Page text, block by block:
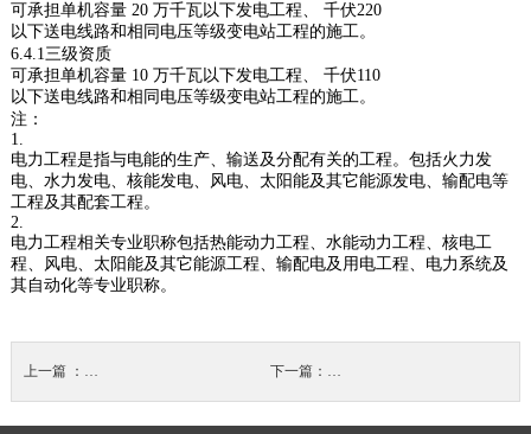
可承担单机容量20 万千瓦以下发电工程、 千伏220
以下送电线路和相同电压等级变电站工程的施工。
6.4.1三级资质
可承担单机容量10 万千瓦以下发电工程、 千伏110
以下送电线路和相同电压等级变电站工程的施工。
注：
1.
电力工程是指与电能的生产、输送及分配有关的工程。包括火力发
电、水力发电、核能发电、风电、太阳能及其它能源发电、输配电等
工程及其配套工程。
2.
电力工程相关专业职称包括热能动力工程、水能动力工程、核电工
程、风电、太阳能及其它能源工程、输配电及用电工程、电力系统及
其自动化等专业职称。
上一篇 ：
水利水电工程施工总承包资质标准 下一篇：
矿山工程施工总承包资质标准